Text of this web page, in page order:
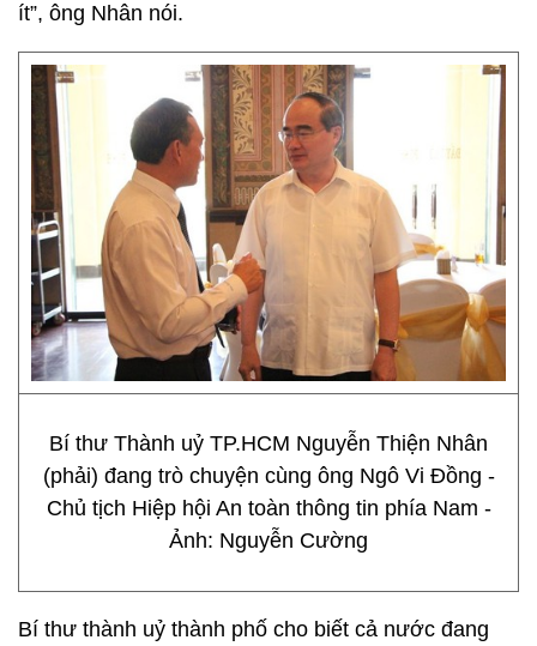
ít”, ông Nhân nói.
Bí thư Thành uỷ TP.HCM Nguyễn Thiện Nhân
(phải) đang trò chuyện cùng ông Ngô Vi Đồng -
Chủ tịch Hiệp hội An toàn thông tin phía Nam -
Ảnh: Nguyễn Cường
Bí thư thành uỷ thành phố cho biết cả nước đang